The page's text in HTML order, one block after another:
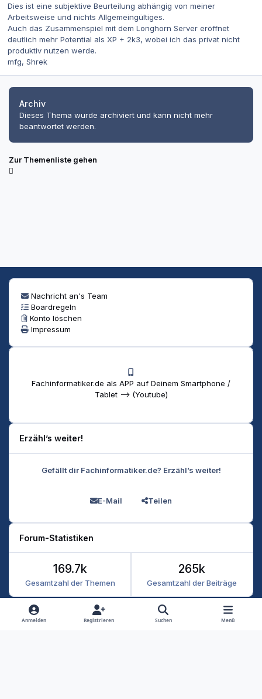
Dies ist eine subjektive Beurteilung abhängig von meiner
Arbeitsweise und nichts Allgemeingültiges.
Auch das Zusammenspiel mit dem Longhorn Server eröffnet
deutlich mehr Potential als XP + 2k3, wobei ich das privat nicht
produktiv nutzen werde.
mfg, Shrek
Archiv
Dieses Thema wurde archiviert und kann nicht mehr
beantwortet werden.
Zur Themenliste gehen
Nachricht an's Team
Boardregeln
Konto löschen
Impressum
Fachinformatiker.de als APP auf Deinem Smartphone /
Tablet --> (Youtube)
Erzähl’s weiter!
Gefällt dir Fachinformatiker.de? Erzähl’s weiter!
E-Mail Teilen
Forum-Statistiken
Gesamtzahl der Themen
169.7k
Gesamtzahl der Beiträge
265k
Heller Modus
Dunkler Modus
Systemeinstellung
Anmelden Registrieren Suchen Menü